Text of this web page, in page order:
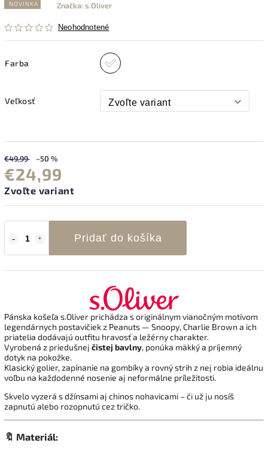
NOVINKA
Neohodnotené
Značka:s.Oliver
Farba
Veľkosť
€49,99 –50 %
€24,99
Zvoľte variant
Pridať do košíka
Pánska košeľa s.Oliver prichádza s originálnym vianočným motívom
legendárnych postavičiek z Peanuts — Snoopy, Charlie Brown a ich
priatelia dodávajú outfitu hravosť a ležérny charakter.
Vyrobená z priedušnej čistej bavlny, ponúka mäkký a príjemný
dotyk na pokožke.
Klasický golier, zapínanie na gombíky a rovný strih z nej robia ideálnu
voľbu na každodenné nosenie aj neformálne príležitosti.
Skvelo vyzerá s džínsami aj chinos nohavicami – či už ju nosíš
zapnutú alebo rozopnutú cez tričko.
🔖 Materiál: